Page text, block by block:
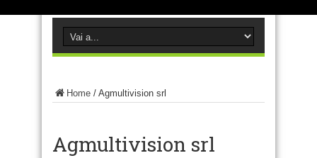
Home / Agmultivision srl
Agmultivision srl